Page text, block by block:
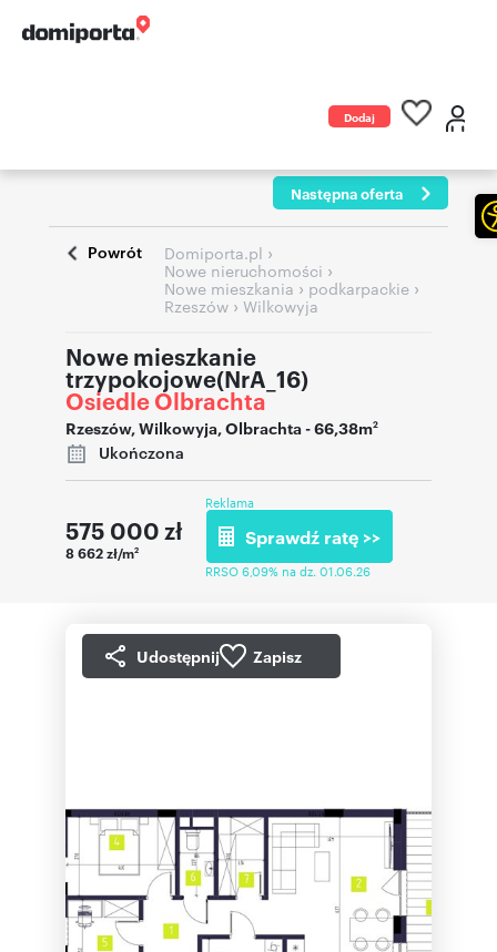
Dodaj
Następna oferta
Powrót Domiporta.pl ›
Nowe nieruchomości ›
Nowe mieszkania › podkarpackie ›
Rzeszów › Wilkowyja
Nowe mieszkanie
trzypokojowe(NrA_16)
Osiedle Olbrachta
Rzeszów,Wilkowyja,Olbrachta- 66,38m2
Ukończona
575 000 zł
8 662 zł/m2
Reklama
Sprawdź ratę >>
RRSO 6,09% na dz. 01.06.26
Udostępnij Zapisz